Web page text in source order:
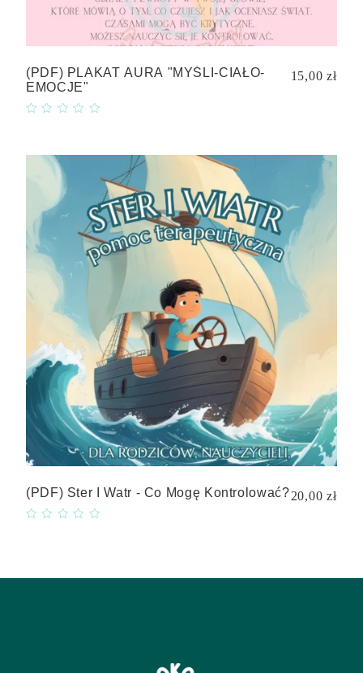
(PDF) PLAKAT AURA "MYŚLI-CIAŁO-
EMOCJE"
15,00 zł
(PDF) Ster I Watr - Co Mogę Kontrolować?20,00 zł